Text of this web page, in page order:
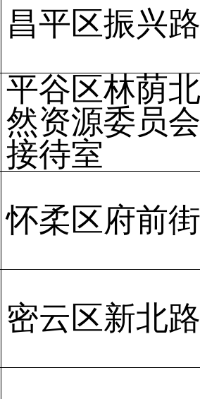
昌平区振兴
平谷区林荫
然资源委员
接待室
怀柔区府前
密云区新北